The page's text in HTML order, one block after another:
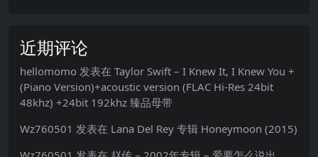
近期评论
hellomomo 发表在 Taylor Swift – I Knew It, I Knew You +
(Piano Version)+acoustic version (FLAC Hi-Res 24bit
48khz) +24bit 192khz 臻品母带
Wz760501 发表在 Lana Del Rey 专辑 Honeymoon (2015)